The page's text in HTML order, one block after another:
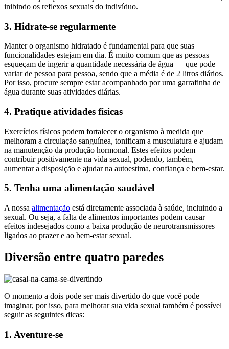
inibindo os reflexos sexuais do indivíduo.
3. Hidrate-se regularmente
Manter o organismo hidratado é fundamental para que suas
funcionalidades estejam em dia. É muito comum que as pessoas
esqueçam de ingerir a quantidade necessária de água — que pode
variar de pessoa para pessoa, sendo que a média é de 2 litros diários.
Por isso, procure sempre estar acompanhado por uma garrafinha de
água durante suas atividades diárias.
4. Pratique atividades físicas
Exercícios físicos podem fortalecer o organismo à medida que
melhoram a circulação sanguínea, tonificam a musculatura e ajudam
na manutenção da produção hormonal. Estes efeitos podem
contribuir positivamente na vida sexual, podendo, também,
aumentar a disposição e ajudar na autoestima, confiança e bem-estar.
5. Tenha uma alimentação saudável
A nossa alimentação está diretamente associada à saúde, incluindo a
sexual. Ou seja, a falta de alimentos importantes podem causar
efeitos indesejados como a baixa produção de neurotransmissores
ligados ao prazer e ao bem-estar sexual.
Diversão entre quatro paredes
O momento a dois pode ser mais divertido do que você pode
imaginar, por isso, para melhorar sua vida sexual também é possível
seguir as seguintes dicas:
1. Aventure-se